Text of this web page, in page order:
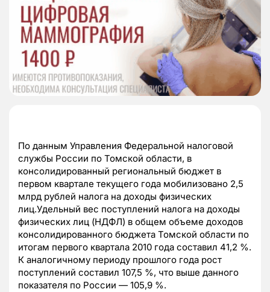
По данным Управления Федеральной налоговой
службы России по Томской области, в
консолидированный региональный бюджет в
первом квартале текущего года мобилизовано 2,5
млрд рублей налога на доходы физических
лиц.Удельный вес поступлений налога на доходы
физических лиц (НДФЛ) в общем объеме доходов
консолидированного бюджета Томской области по
итогам первого квартала 2010 года составил 41,2 %.
К аналогичному периоду прошлого года рост
поступлений составил 107,5 %, что выше данного
показателя по России — 105,9 %.